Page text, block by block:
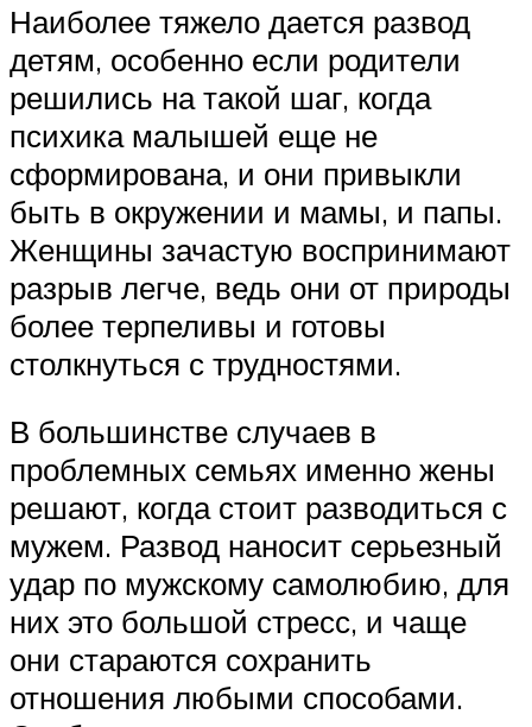
Наиболее тяжело дается развод
детям, особенно если родители
решились на такой шаг, когда
психика малышей еще не
сформирована, и они привыкли
быть в окружении и мамы, и папы.
Женщины зачастую воспринимают
разрыв легче, ведь они от природы
более терпеливы и готовы
столкнуться с трудностями.
В большинстве случаев в
проблемных семьях именно жены
решают, когда стоит разводиться с
мужем. Развод наносит серьезный
удар по мужскому самолюбию, для
них это большой стресс, и чаще
они стараются сохранить
отношения любыми способами.